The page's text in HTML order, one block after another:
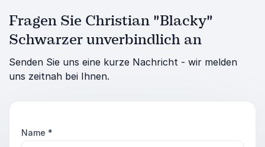
Fragen Sie Christian "Blacky"
Schwarzer unverbindlich an
Senden Sie uns eine kurze Nachricht - wir melden
uns zeitnah bei Ihnen.
Name *